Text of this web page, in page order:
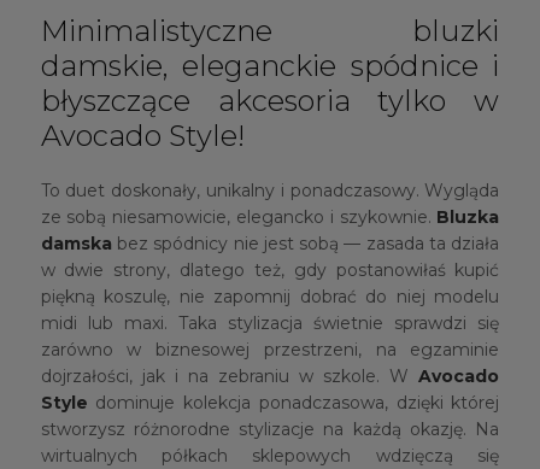
Minimalistyczne bluzki
damskie, eleganckie spódnice i
błyszczące akcesoria tylko w
Avocado Style!
To duet doskonały, unikalny i ponadczasowy. Wygląda
ze sobą niesamowicie, elegancko i szykownie. Bluzka
damska bez spódnicy nie jest sobą — zasada ta działa
w dwie strony, dlatego też, gdy postanowiłaś kupić
piękną koszulę, nie zapomnij dobrać do niej modelu
midi lub maxi. Taka stylizacja świetnie sprawdzi się
zarówno w biznesowej przestrzeni, na egzaminie
dojrzałości, jak i na zebraniu w szkole. WAvocado
Style dominuje kolekcja ponadczasowa, dzięki której
stworzysz różnorodne stylizacje na każdą okazję. Na
wirtualnych półkach sklepowych wdzięczą się